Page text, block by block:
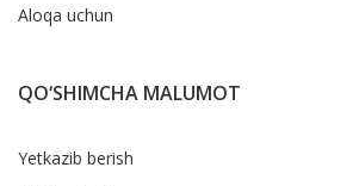
Aloqa uchun
QO‘SHIMCHA MALUMOT
Yetkazib berish